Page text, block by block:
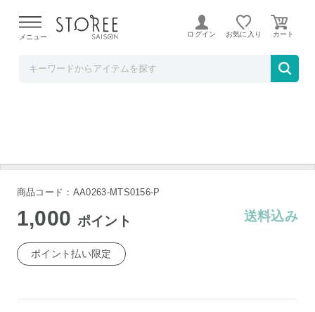
よる配送遅延が発生しております。
メニュー ログイン お気に入り
MTG ReFa DRY ME RS-CE-03A
商品コード：AA0263-MTS0156-P
1,000 ポイント 送料込み
ポイント払い限定